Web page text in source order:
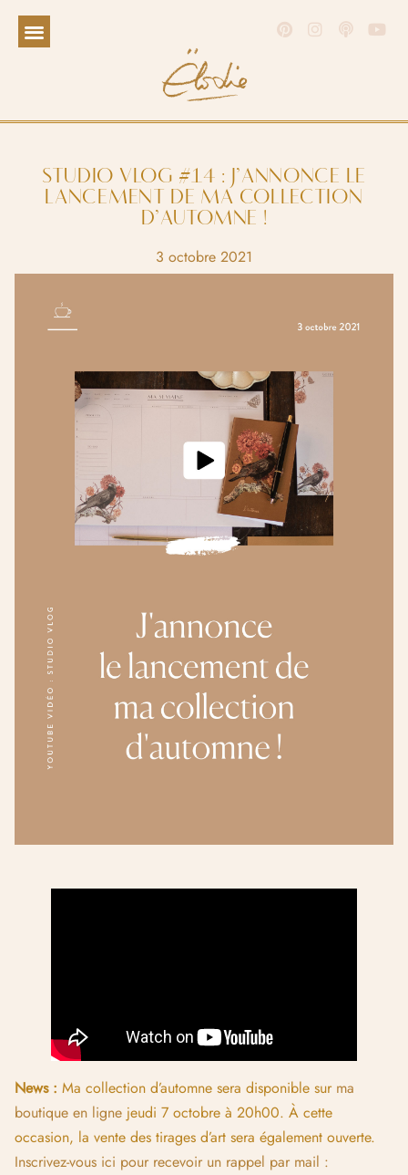
STUDIO VLOG #14 : J’ANNONCE LE
LANCEMENT DE MA COLLECTION
D’AUTOMNE !
3 octobre 2021
News : Ma collection d’automne sera disponible sur ma
boutique en ligne jeudi 7 octobre à 20h00. À cette
occasion, la vente des tirages d’art sera également ouverte.
Inscrivez-vous ici pour recevoir un rappel par mail :